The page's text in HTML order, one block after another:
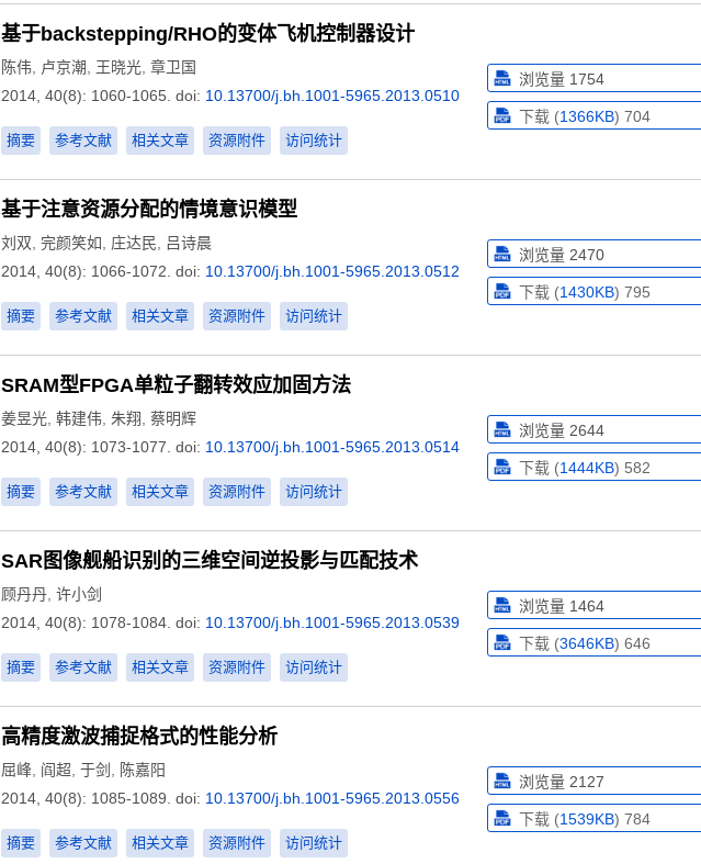
基于backstepping/RHO的变体飞机控制器设计
陈伟 卢京潮 王晓光 章卫国
2014, 40(8): 1060-1065. doi: 10.13700/j.bh.1001-5965.2013.0510
摘要 参考文献 相关文章 资源附件 访问统计
浏览量 1754
下载 (1366KB) 704
基于注意资源分配的情境意识模型
刘双 完颜笑如 庄达民
吕诗晨
2014, 40(8): 1066-1072. doi: 10.13700/j.bh.1001-5965.2013.0512
摘要 参考文献 相关文章 资源附件 访问统计
浏览量 2470
下载 (1430KB) 795
SRAM型FPGA单粒子翻转效应加固方法
姜昱光 韩建伟 朱翔
蔡明辉
2014, 40(8): 1073-1077. doi: 10.13700/j.bh.1001-5965.2013.0514
摘要 参考文献 相关文章 资源附件 访问统计
浏览量 2644
下载 (1444KB) 582
SAR图像舰船识别的三维空间逆投影与匹配技术
顾丹丹 许小剑
2014, 40(8): 1078-1084. doi: 10.13700/j.bh.1001-5965.2013.0539
摘要 参考文献 相关文章 资源附件 访问统计
浏览量 1464
下载 (3646KB) 646
高精度激波捕捉格式的性能分析
屈峰 阎超 于剑
陈嘉阳
2014, 40(8): 1085-1089. doi: 10.13700/j.bh.1001-5965.2013.0556
摘要 参考文献 相关文章 资源附件 访问统计
浏览量 2127
下载 (1539KB) 784